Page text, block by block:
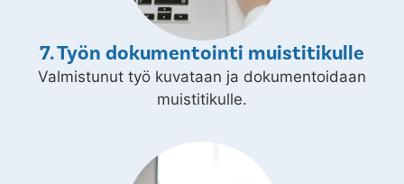
7. Työn dokumentointi muistitikulle
Valmistunut työ kuvataan ja dokumentoidaan
muistitikulle.